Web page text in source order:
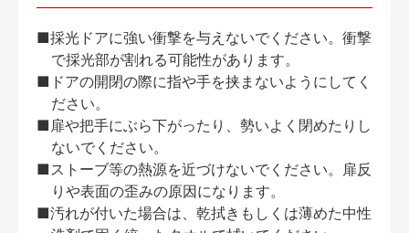
■採光ドアに強い衝撃を与えないでください。衝撃
で採光部が割れる可能性があります。
■ドアの開閉の際に指や手を挟まないようにしてく
ださい。
■扉や把手にぶら下がったり、勢いよく閉めたりし
ないでください。
■ストーブ等の熱源を近づけないでください。扉反
りや表面の歪みの原因になります。
■汚れが付いた場合は、乾拭きもしくは薄めた中性